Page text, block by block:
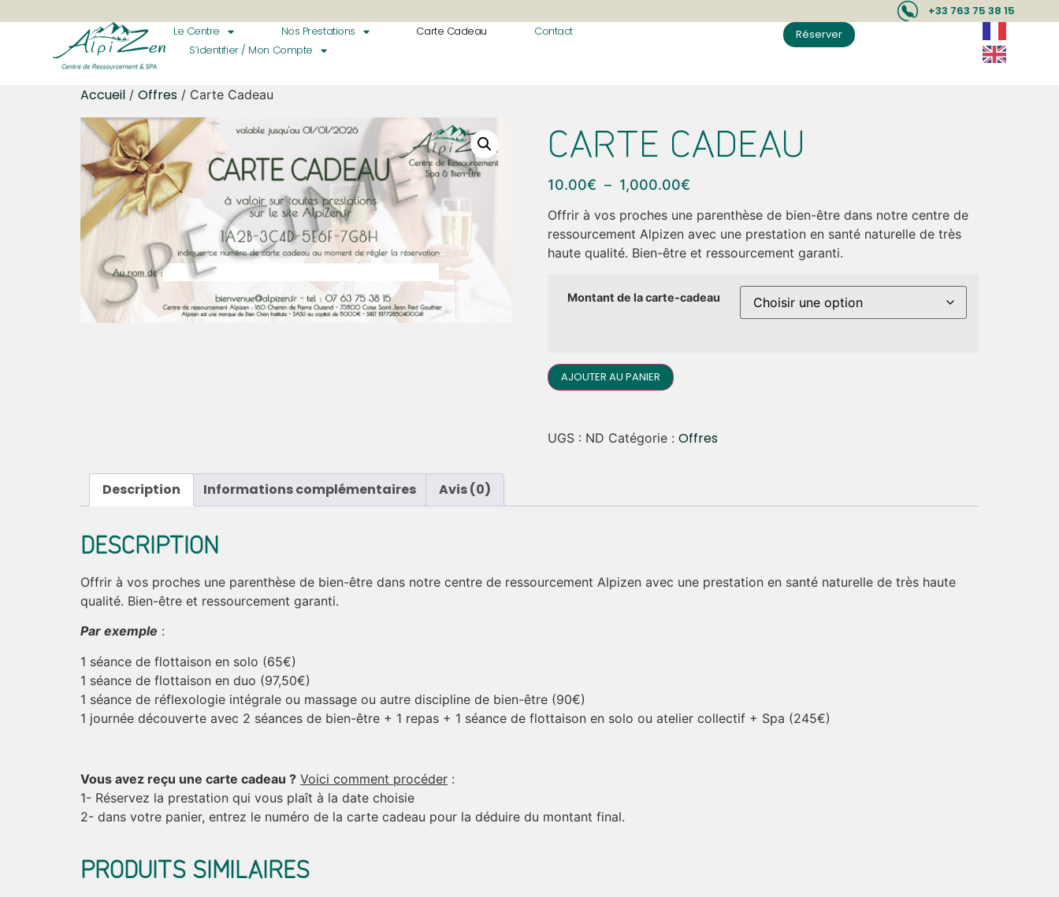
+33 763 75 38 15
Le Centre
Nos Prestations Carte Cadeau
Contact
S’identifier / Mon Compte
Réserver
Accueil / Offres / Carte Cadeau
CARTE CADEAU
10.00€ – 1,000.00€
Offrir à vos proches une parenthèse de bien-être dans notre centre de
ressourcement Alpizen avec une prestation en santé naturelle de très
haute qualité. Bien-être et ressourcement garanti.
Montant de la carte-cadeau
AJOUTER AU PANIER
UGS : ND Catégorie : Offres
Description Informations complémentaires Avis (0)
DESCRIPTION
Offrir à vos proches une parenthèse de bien-être dans notre centre de ressourcement Alpizen avec une prestation en santé naturelle de très haute
qualité. Bien-être et ressourcement garanti.
Par exemple :
1 séance de flottaison en solo (65€)
1 séance de flottaison en duo (97,50€)
1 séance de réflexologie intégrale ou massage ou autre discipline de bien-être (90€)
1 journée découverte avec 2 séances de bien-être + 1 repas + 1 séance de flottaison en solo ou atelier collectif + Spa (245€)
Vous avez reçu une carte cadeau ? Voici comment procéder :
1- Réservez la prestation qui vous plaît à la date choisie
2- dans votre panier, entrez le numéro de la carte cadeau pour la déduire du montant final.
PRODUITS SIMILAIRES